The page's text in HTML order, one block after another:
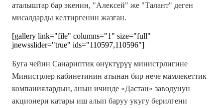
аталыштар бар экенин, "Алексей" же "Талант" деген
мисалдарды келтиргенин жазган.
[gallery link="file" columns="1" size="full"
jnewsslider="true" ids="110597,110596"]
Буга чейин Санариптик өнүктүрүү министрлигине
Министрлер кабинетинин атынан бир нече мамлекеттик
компаниялардын, анын ичинде «Дастан» заводунун
акционери катары иш алып баруу укугу берилгени